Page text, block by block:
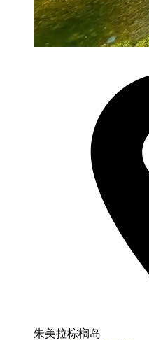
朱美拉棕榈岛